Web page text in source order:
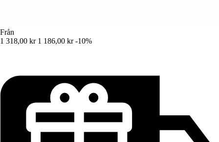
Från
1 318,00 kr 1 186,00 kr -10%